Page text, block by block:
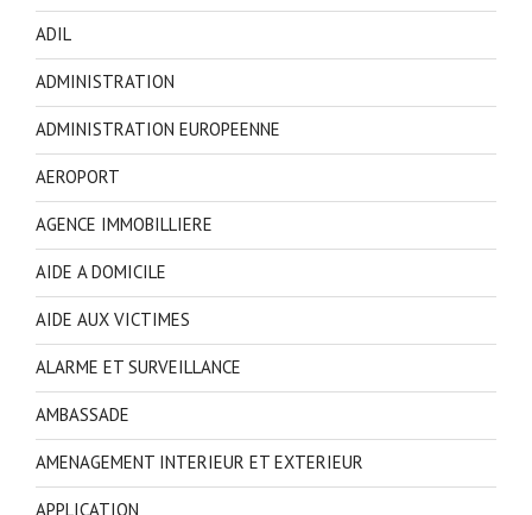
ADIL
ADMINISTRATION
ADMINISTRATION EUROPEENNE
AEROPORT
AGENCE IMMOBILLIERE
AIDE A DOMICILE
AIDE AUX VICTIMES
ALARME ET SURVEILLANCE
AMBASSADE
AMENAGEMENT INTERIEUR ET EXTERIEUR
APPLICATION